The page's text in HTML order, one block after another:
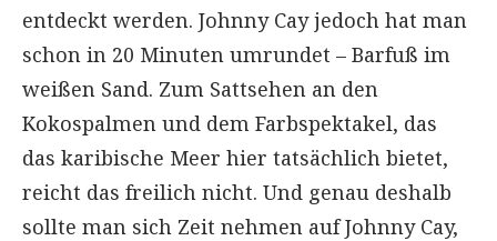
entdeckt werden. Johnny Cay jedoch hat man
schon in 20 Minuten umrundet – Barfuß im
weißen Sand. Zum Sattsehen an den
Kokospalmen und dem Farbspektakel, das
das karibische Meer hier tatsächlich bietet,
reicht das freilich nicht. Und genau deshalb
sollte man sich Zeit nehmen auf Johnny Cay,